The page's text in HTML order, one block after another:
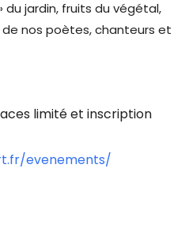
du jardin, fruits du végétal,
de nos poètes, chanteurs et
limité et inscription
evenements/